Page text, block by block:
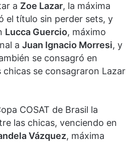
a Zoe Lazar, la máxima
el título sin perder sets, y
Lucca Guercio, máximo
a Juan Ignacio Morresi, y
se consagró en
se consagraron Lazar
COSAT de Brasil la
las chicas, venciendo en
Vázquez, máxima